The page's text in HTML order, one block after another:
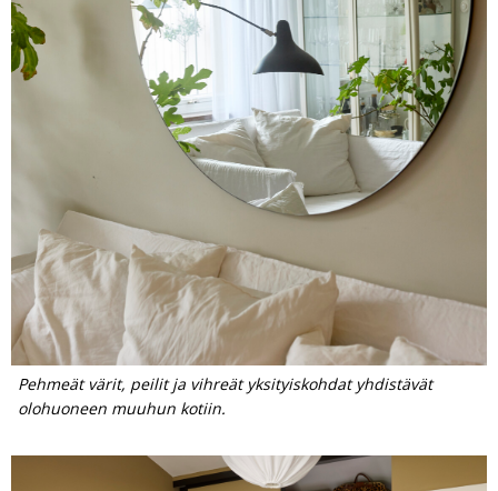
Pehmeät värit, peilit ja vihreät yksityiskohdat yhdistävät
olohuoneen muuhun kotiin.